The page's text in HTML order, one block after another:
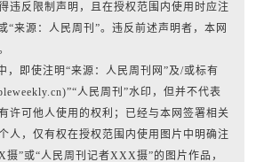
违反限制声明，且在授权范围内使用时应注
“来源：人民周刊”。违反前述声明者，本网
，即使注明“来源：人民周刊网”及/或标有
人民周刊”水印，但并不代表
许可他人使用的权利；已经与本网签署相关
人，仅有权在授权范围内使用图片中明确注
”或“人民周刊记者XXX摄”的图片作品，